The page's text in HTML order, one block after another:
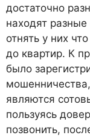
достаточно
находят
отнять у них
до квартир. К
было
являются
пользуясь
позвонить,